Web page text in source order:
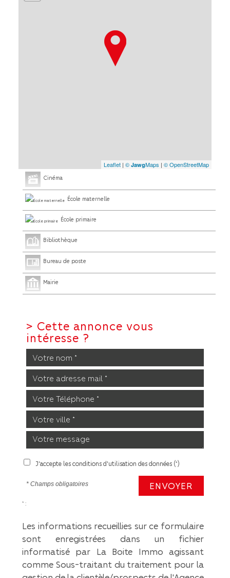
Leaflet | © JawgMaps | © OpenStreetMap
Cinéma
École maternelle
École primaire
Bibliothèque
Bureau de poste
Mairie
> Cette annonce vous
intéresse ?
J'accepte les conditions d'utilisation des données (*)
* Champs obligatoires ENVOYER
* :
Les informations recueillies sur ce formulaire
sont enregistrées dans un fichier
informatisé par La Boite Immo agissant
comme Sous-traitant du traitement pour la